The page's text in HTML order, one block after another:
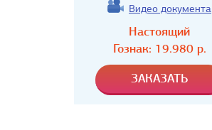
Видео документа
Настоящий
Гознак: 19.980р.